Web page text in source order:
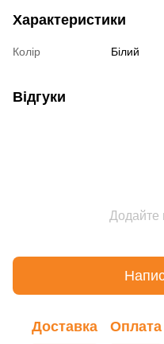
Характеристики
Колір Білий
Відгуки
Додайте
Доставка Оплата